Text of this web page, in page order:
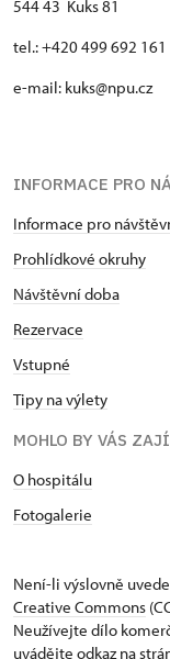
544 43 Kuks 81
tel.: +420 499 692 161
e-mail: kuks@npu.cz
INFORMACE PRO
Informace pro
Prohlídkové okruhy
Návštěvní doba
Rezervace
Vstupné
Tipy na výlety
MOHLO BY VÁS
O hospitálu
Fotogalerie
Není-li výslovně
Creative Commons
Neužívejte dílo
uvádějte odkaz na